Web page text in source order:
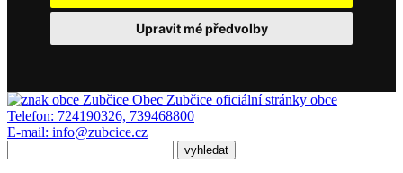
Upravit mé předvolby
Obec Zubčice oficiální stránky obce
Telefon: 724190326, 739468800
E-mail: info@zubcice.cz